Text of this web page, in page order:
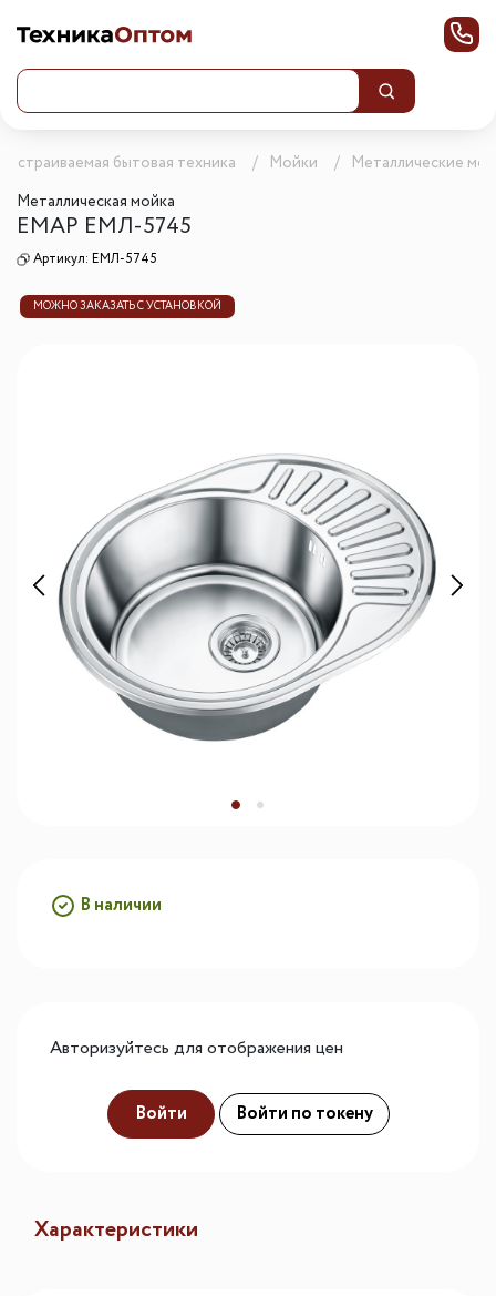
Встраиваемая бытовая техника Мойки
Металлические
Металлическая мойка
ЕМАР ЕМЛ-5745
Артикул: ЕМЛ-5745
МОЖНО ЗАКАЗАТЬ С УСТАНОВКОЙ
В наличии
Авторизуйтесь для отображения цен
Войти Войти по токену
Характеристики